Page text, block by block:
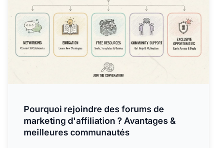
Pourquoi rejoindre des forums de
marketing d'affiliation ? Avantages &
meilleures communautés